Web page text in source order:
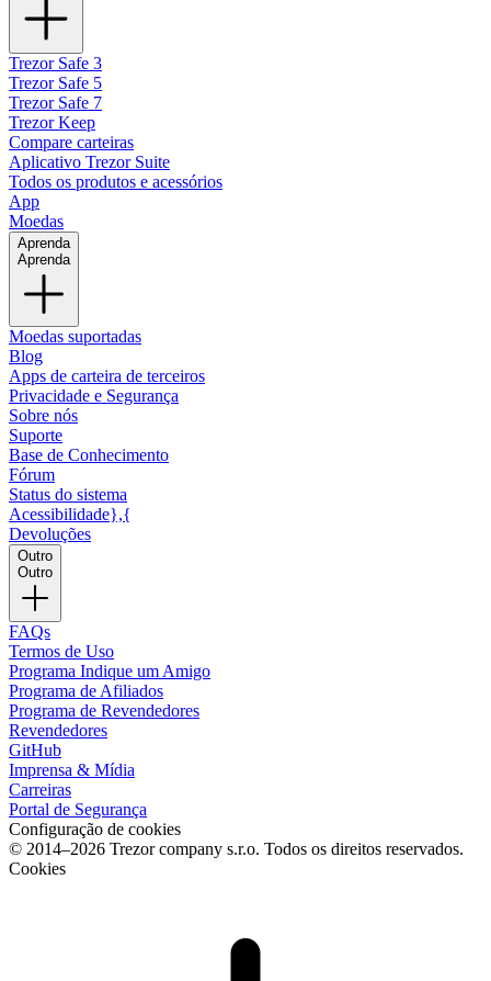
Trezor Safe 3
Trezor Safe 5
Trezor Safe 7
Trezor Keep
Compare carteiras
Aplicativo Trezor Suite
Todos os produtos e acessórios
App
Moedas
Aprenda
Aprenda
Moedas suportadas
Blog
Apps de carteira de terceiros
Privacidade e Segurança
Sobre nós
Suporte
Base de Conhecimento
Fórum
Status do sistema
Acessibilidade},{
Devoluções
Outro
Outro
FAQs
Termos de Uso
Programa Indique um Amigo
Programa de Afiliados
Programa de Revendedores
Revendedores
GitHub
Imprensa & Mídia
Carreiras
Portal de Segurança
Configuração de cookies
© 2014–2026 Trezor company s.r.o. Todos os direitos reservados.
Cookies